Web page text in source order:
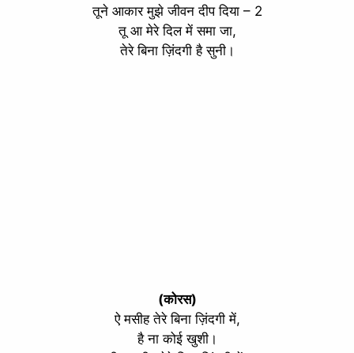
तूने आकार मुझे जीवन दीप दिया – 2
तू आ मेरे दिल में समा जा,
तेरे बिना ज़िंदगी है सुनी।
(कोरस)
ऐ मसीह तेरे बिना ज़िंदगी में,
है ना कोई खुशी।